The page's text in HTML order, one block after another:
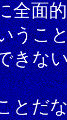
全面
うこ
きな
とだ